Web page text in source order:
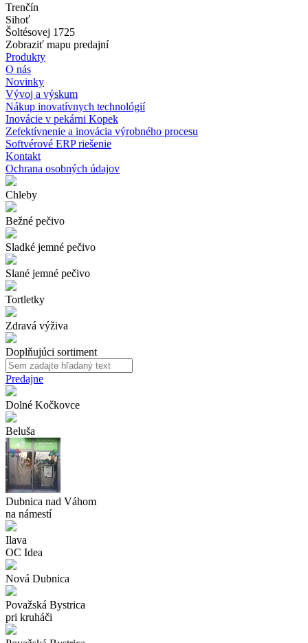
Trenčín
Sihoť
Šoltésovej 1725
Zobraziť mapu predajní
Produkty
O nás
Novinky
Vývoj a výskum
Nákup inovatívnych technológií
Inovácie v pekárni Kopek
Zefektívnenie a inovácia výrobného procesu
Softvérové ERP riešenie
Kontakt
Ochrana osobných údajov
Chleby
Bežné pečivo
Sladké jemné pečivo
Slané jemné pečivo
Tortletky
Zdravá výživa
Doplňujúci sortiment
Predajne
Dolné Kočkovce
Beluša
Dubnica nad Váhom
na námestí
Ilava
OC Idea
Nová Dubnica
Považská Bystrica
pri kruháči